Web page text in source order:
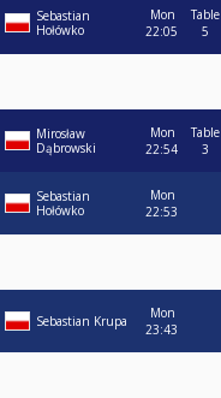
Sebastian
Hołówko
Mon
22:05
Table
5
Mirosław
Dąbrowski
Mon
22:54
Table
3
Sebastian
Hołówko
Mon
22:53
Sebastian Krupa
Mon
23:43